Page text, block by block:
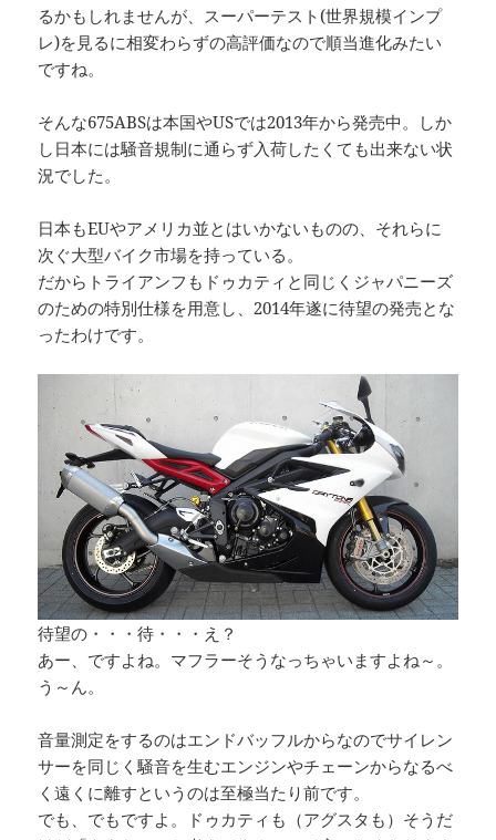
るかもしれませんが、スーパーテスト(世界規模インプ
レ)を見るに相変わらずの高評価なので順当進化みたい
ですね。
そんな675ABSは本国やUSでは2013年から発売中。しか
し日本には騒音規制に通らず入荷したくても出来ない状
況でした。
日本もEUやアメリカ並とはいかないものの、それらに
次ぐ大型バイク市場を持っている。
だからトライアンフもドゥカティと同じくジャパニーズ
のための特別仕様を用意し、2014年遂に待望の発売とな
ったわけです。
待望の・・・待・・・え？
あー、ですよね。マフラーそうなっちゃいますよね～。
う～ん。
音量測定をするのはエンドバッフルからなのでサイレン
サーを同じく騒音を生むエンジンやチェーンからなるべ
く遠くに離すというのは至極当たり前です。
でも、でもですよ。ドゥカティも（アグスタも）そうだ